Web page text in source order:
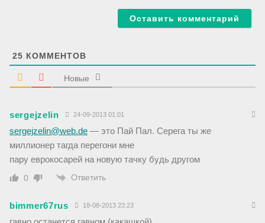
25 КОММЕНТОВ
Новые
sergejzelin 24-09-2013 01:01
sergejzelin@web.de — это Пай Пал. Серега ты же
миллионер тагда перегони мне
пару еврокосарей на новую тачку будь другом
0 Ответить
bimmer67rus 18-08-2013 23:23